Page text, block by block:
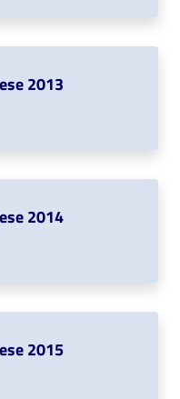
2013
2014
2015